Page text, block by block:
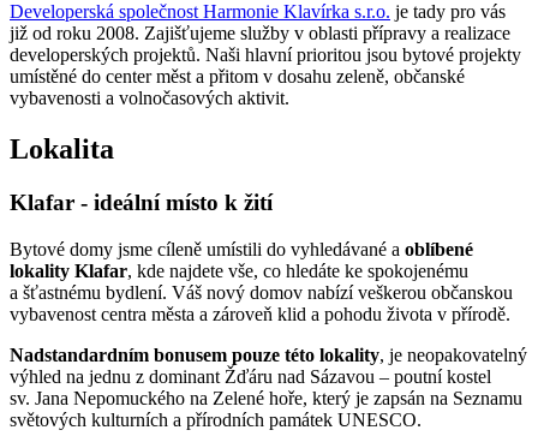
Developerská společnost Harmonie Klavírka s.r.o. je tady pro vás
již od roku 2008. Zajišťujeme služby v oblasti přípravy a realizace
developerských projektů. Naši hlavní prioritou jsou bytové projekty
umístěné do center měst a přitom v dosahu zeleně, občanské
vybavenosti a volnočasových aktivit.
Lokalita
Klafar - ideální místo k žití
Bytové domy jsme cíleně umístili do vyhledávané a oblíbené
lokality Klafar, kde najdete vše, co hledáte ke spokojenému
a šťastnému bydlení. Váš nový domov nabízí veškerou občanskou
vybavenost centra města a zároveň klid a pohodu života v přírodě.
Nadstandardním bonusem pouze této lokality, je neopakovatelný
výhled na jednu z dominant Žďáru nad Sázavou – poutní kostel
sv. Jana Nepomuckého na Zelené hoře, který je zapsán na Seznamu
světových kulturních a přírodních památek UNESCO.